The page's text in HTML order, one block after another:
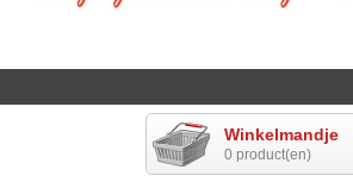
Winkelmandje
0 product(en)